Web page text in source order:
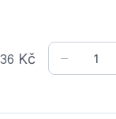
36 Kč